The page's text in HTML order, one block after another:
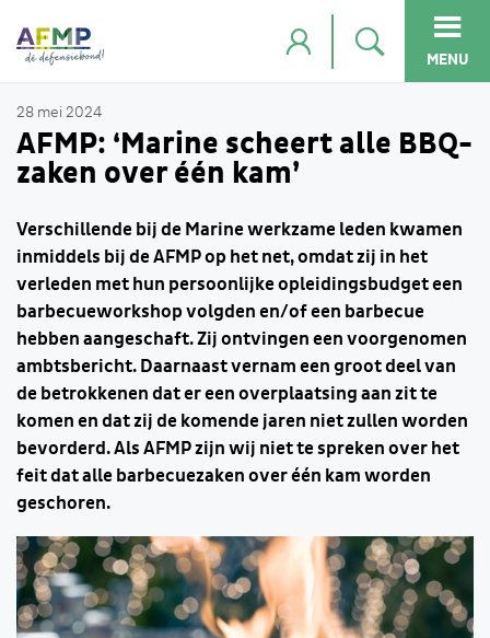
MENU
28 mei 2024
AFMP: ‘Marine scheert alle BBQ-
zaken over één kam’
Verschillende bij de Marine werkzame leden kwamen
inmiddels bij de AFMP op het net, omdat zij in het
verleden met hun persoonlijke opleidingsbudget een
barbecueworkshop volgden en/of een barbecue
hebben aangeschaft. Zij ontvingen een voorgenomen
ambtsbericht. Daarnaast vernam een groot deel van
de betrokkenen dat er een overplaatsing aan zit te
komen en dat zij de komende jaren niet zullen worden
bevorderd. Als AFMP zijn wij niet te spreken over het
feit dat alle barbecuezaken over één kam worden
geschoren.